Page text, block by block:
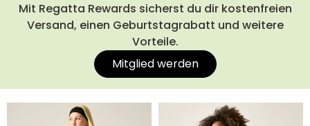
Mit Regatta Rewards sicherst du dir kostenfreien
Versand, einen Geburtstagrabatt und weitere
Vorteile.
Mitglied werden